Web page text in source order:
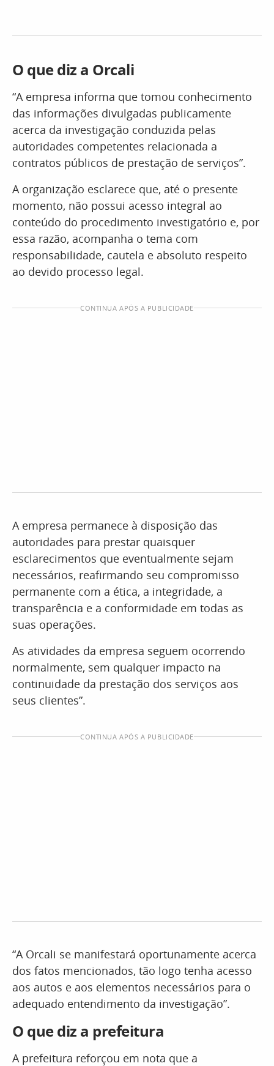
O que diz a Orcali
“A empresa informa que tomou conhecimento
das informações divulgadas publicamente
acerca da investigação conduzida pelas
autoridades competentes relacionada a
contratos públicos de prestação de serviços”.
A organização esclarece que, até o presente
momento, não possui acesso integral ao
conteúdo do procedimento investigatório e, por
essa razão, acompanha o tema com
responsabilidade, cautela e absoluto respeito
ao devido processo legal.
CONTINUA APÓS A PUBLICIDADE
A empresa permanece à disposição das
autoridades para prestar quaisquer
esclarecimentos que eventualmente sejam
necessários, reafirmando seu compromisso
permanente com a ética, a integridade, a
transparência e a conformidade em todas as
suas operações.
As atividades da empresa seguem ocorrendo
normalmente, sem qualquer impacto na
continuidade da prestação dos serviços aos
seus clientes”.
CONTINUA APÓS A PUBLICIDADE
“A Orcali se manifestará oportunamente acerca
dos fatos mencionados, tão logo tenha acesso
aos autos e aos elementos necessários para o
adequado entendimento da investigação”.
O que diz a prefeitura
A prefeitura reforçou em nota que a